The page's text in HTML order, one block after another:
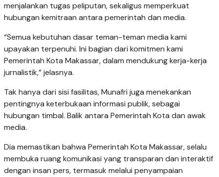
menjalankan tugas peliputan, sekaligus memperkuat
hubungan kemitraan antara pemerintah dan media.
“Semua kebutuhan dasar teman-teman media kami
upayakan terpenuhi. Ini bagian dari komitmen kami
Pemerintah Kota Makassar, dalam mendukung kerja-kerja
jurnalistik,” jelasnya.
Tak hanya dari sisi fasilitas, Munafri juga menekankan
pentingnya keterbukaan informasi publik, sebagai
hubungan timbal. Balik antara Pemerintah Kota dan awak
media.
Dia memastikan bahwa Pemerintah Kota Makassar, selalu
membuka ruang komunikasi yang transparan dan interaktif
dengan insan pers, termasuk melalui penyampaian